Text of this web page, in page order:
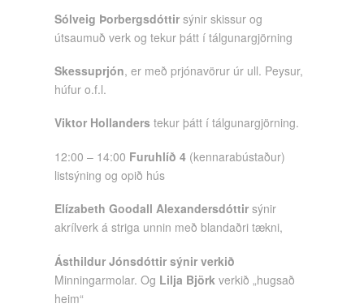
Sólveig Þorbergsdóttirsýnir skissur og
útsaumuð verk og tekur þátt í tálgunargjörning
Skessuprjón, er með prjónavörur úr ull. Peysur,
húfur o.f.l.
Viktor Hollanderstekur þátt í tálgunargjörning.
12:00 – 14:00 Furuhlíð 4 (kennarabústaður)
listsýning og opið hús
Elízabeth Goodall Alexandersdóttirsýnir
akrílverk á striga unnin með blandaðri tækni,
Ásthildur Jónsdóttir sýnir verkið
Minningarmolar. Og Lilja Björkverkið „hugsað
heim“